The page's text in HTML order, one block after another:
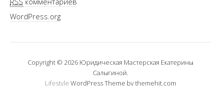
WordPress.org
Copyright © 2026 Юридическая Мастерская Екатерины
Салыгиной.
Lifestyle WordPress Theme by themehit.com